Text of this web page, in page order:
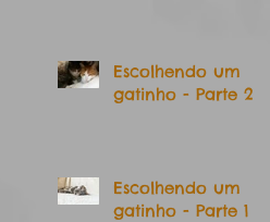
Escolhendo um
gatinho - Parte 2
Escolhendo um
gatinho - Parte 1